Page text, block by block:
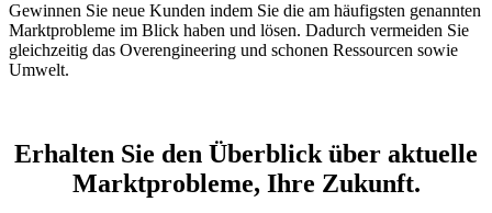
Gewinnen Sie neue Kunden indem Sie die am häufigsten genannten
Marktprobleme im Blick haben und lösen. Dadurch vermeiden Sie
gleichzeitig das Overengineering und schonen Ressourcen sowie
Umwelt.
Erhalten Sie den Überblick über aktuelle
Marktprobleme, Ihre Zukunft.